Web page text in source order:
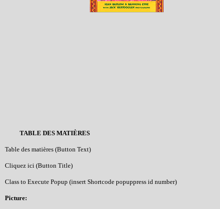
TABLE DES MATIÈRES
Table des matières (Button Text)
Cliquez ici (Button Title)
Class to Execute Popup (insert Shortcode popuppress id number)
Picture: